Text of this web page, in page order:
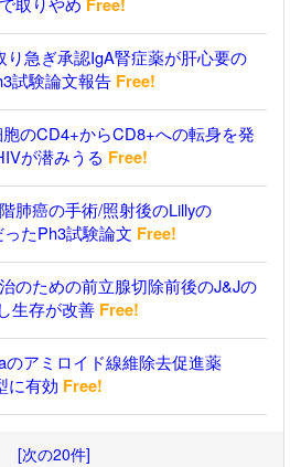
り急ぎ承認IgA腎症薬が肝心要の
試験論文報告 Free!
のCD4+からCD8+への転身を発
が潜みうる Free!
肺癌の手術/照射後のLillyの
たPh3試験論文 Free!
のための前立腺切除前後のJ&Jの
生存が改善 Free!
のアミロイド線維除去促進薬
に有効 Free!
[次の20件]